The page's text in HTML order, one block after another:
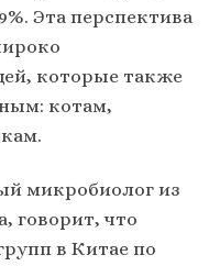
Эта перспектива
которые также
котам,
микробиолог из
говорит, что
в Китае по